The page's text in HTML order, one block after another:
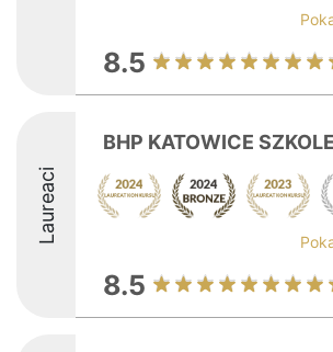
8.5
Laureaci
BHP KATOWICE
8.5